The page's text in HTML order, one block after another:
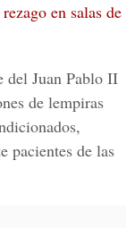
en salas de
del Juan Pablo II
de lempiras
pacientes de las